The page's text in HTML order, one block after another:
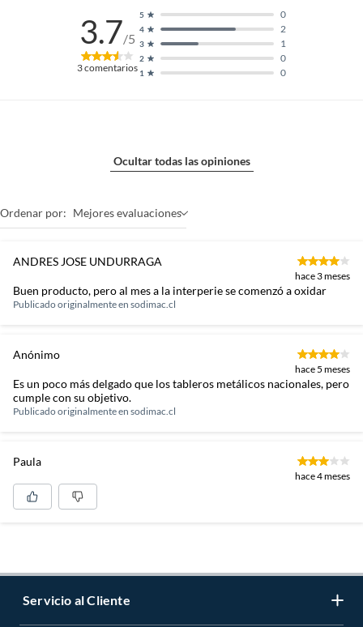
3.7/5
3comentarios 1 0
2 0
3 1
4 2
5 0
Ocultar todas las opiniones
Ordenar por: Mejores evaluaciones
ANDRES JOSE UNDURRAGA
hace 3 meses
Buen producto, pero al mes a la interperie se comenzó a oxidar
Publicado originalmente en sodimac.cl
Anónimo
hace 5 meses
Es un poco más delgado que los tableros metálicos nacionales, pero
cumple con su objetivo.
Publicado originalmente en sodimac.cl
Paula
hace 4 meses
Servicio al Cliente